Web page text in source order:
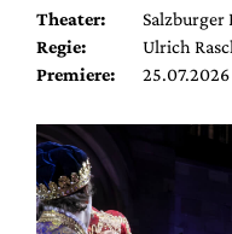
Theater:
Salzburger
Regie:
Ulrich
Premiere:
25.07.2026